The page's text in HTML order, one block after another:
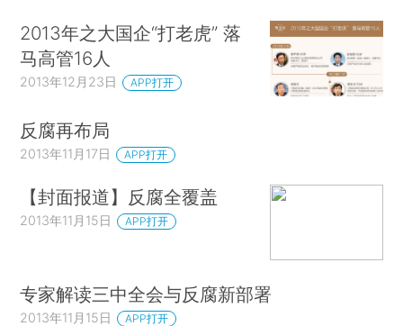
2013年之大国企“打老虎” 落
马高管16人
2013年12月23日 APP打开
反腐再布局
2013年11月17日 APP打开
【封面报道】反腐全覆盖
2013年11月15日 APP打开
专家解读三中全会与反腐新部署
2013年11月15日 APP打开